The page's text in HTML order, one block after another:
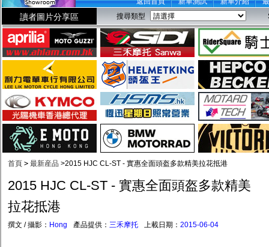
讀者圖片分享區 搜尋類型
首頁 > 最新産品 >2015 HJC CL-ST - 實惠全面頭盔多款精美拉花抵港
2015 HJC CL-ST - 實惠全面頭盔多款精美
拉花抵港
撰文 / 攝影： Hong 產品提供： 三禾摩托 上載日期： 2015-06-04